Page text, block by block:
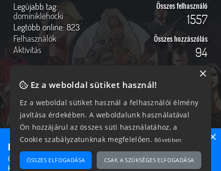
Legújabb tag:
dominiklehocki
Legtöbb online:823
Felhasználók
Aktivitás
Összes felhasználó
1557
Összes hozzászólás
94
Online felhasználók
243 vendég, 0 tag
Kövess Minket!
2026 © Magyar GTA Közösség
Ne maradj le semmiről!
Csatlakozz most hozzánk, hogy megtudd, milyen egy igazi
közösséghez tartozni!
×
Ez a weboldal sütiket használ!
Ez a weboldal sütiket használ a felhasználói élmény
javítása érdekében. A weboldalunk használatával
Ön hozzájárul az összes süti használatához, a
Cookie szabályzatunknak megfelelően. Bővebben
ÖSSZES ELFOGADÁSA CSAK A SZÜKSÉGES ELFOGADÁSA
×